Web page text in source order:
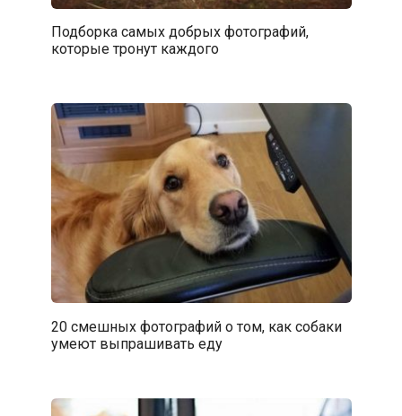
Подборка самых добрых фотографий,
которые тронут каждого
20 смешных фотографий о том, как собаки
умеют выпрашивать еду